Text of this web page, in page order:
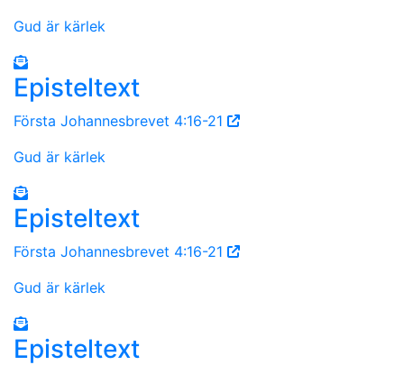
Gud är kärlek
Episteltext
Första Johannesbrevet 4:16-21
Gud är kärlek
Episteltext
Första Johannesbrevet 4:16-21
Gud är kärlek
Episteltext